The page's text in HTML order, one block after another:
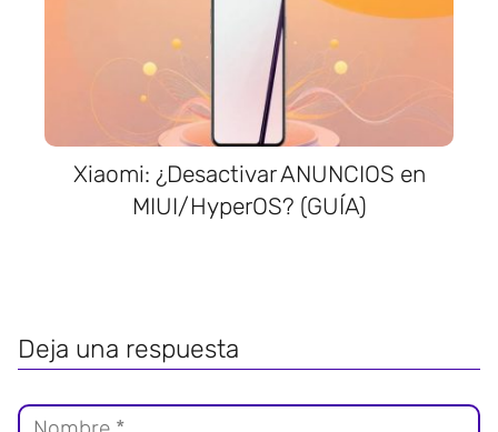
Xiaomi: ¿Desactivar ANUNCIOS en
MIUI/HyperOS? (GUÍA)
Deja una respuesta